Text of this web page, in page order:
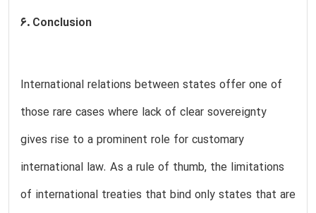
6. Conclusion
International relations between states offer one of
those rare cases where lack of clear sovereignty
gives rise to a prominent role for customary
international law. As a rule of thumb, the limitations
of international treaties that bind only states that are